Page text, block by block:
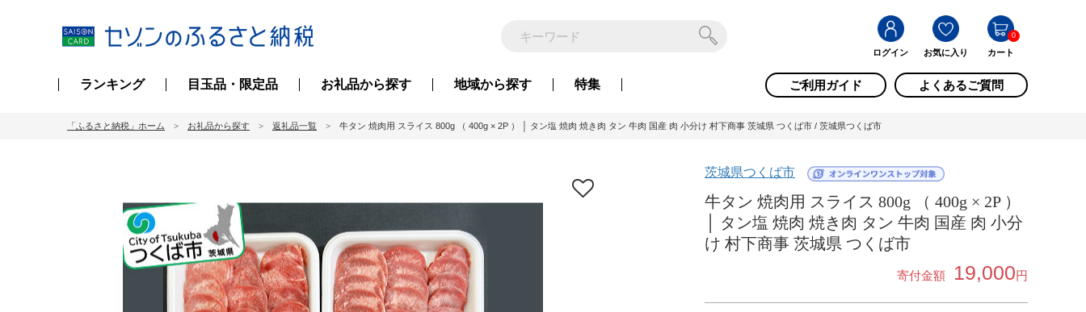
ログイン お気に入り カート
0
ランキング 目玉品・限定品 お礼品から探す 地域から探す 特集 ご利用ガイド よくあるご質問
「ふるさと納税」ホーム お礼品から探す 返礼品一覧 牛タン 焼肉用 スライス 800g （ 400g × 2P ） │ タン塩 焼肉 焼き肉 タン 牛肉 国産 肉 小分け 村下商事 茨城県 つくば市 / 茨城県つくば市
茨城県つくば市
牛タン 焼肉用 スライス 800g （ 400g × 2P ）
│ タン塩 焼肉 焼き肉 タン 牛肉 国産 肉 小分
け 村下商事 茨城県 つくば市
寄付金額 19,000円